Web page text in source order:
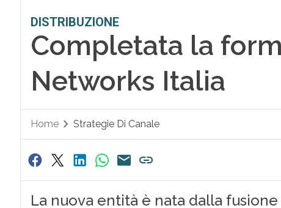
DISTRIBUZIONE
Completata la
Networks Italia
Home Strategie Di Canale
La nuova entità è nata dalla